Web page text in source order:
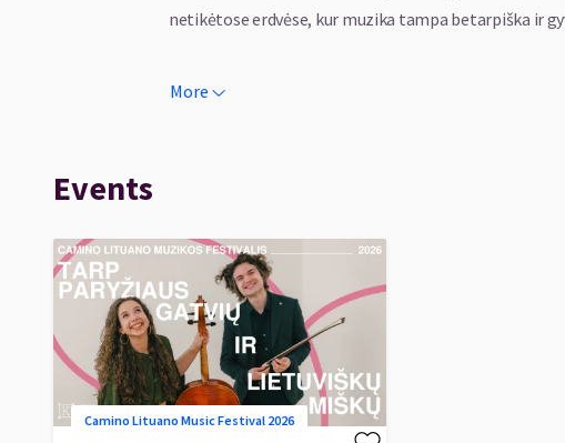
netikėtose erdvėse, kur muzika tampa betarpiška ir
festivalių, bet keliaujant.“, – sako festivalio įkūrėjos
Projektą finansuoja Lietuvos kultūros taryba ir
More
Events
Camino Lituano Music Festival 2026